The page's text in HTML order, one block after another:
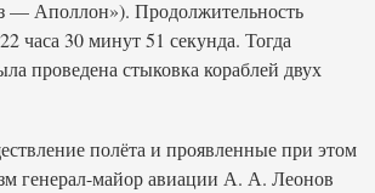
— Аполлон»). Продолжительность
часа 30 минут 51 секунда. Тогда
проведена стыковка кораблей двух
полёта и проявленные при этом
генерал-майор авиации А. А. Леонов